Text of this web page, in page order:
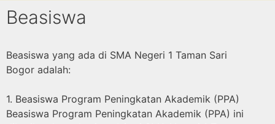
Beasiswa
Beasiswa yang ada di SMA Negeri 1 Taman Sari
Bogor adalah:
1. Beasiswa Program Peningkatan Akademik (PPA)
Beasiswa Program Peningkatan Akademik (PPA) ini